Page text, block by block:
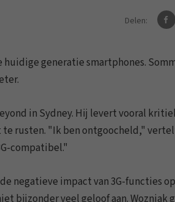
Delen:
generatie smartphones.
in Sydney. Hij levert vooral
te rusten. "Ik ben ontgoocheld,"
compatibel."
negatieve impact van 3G-functies